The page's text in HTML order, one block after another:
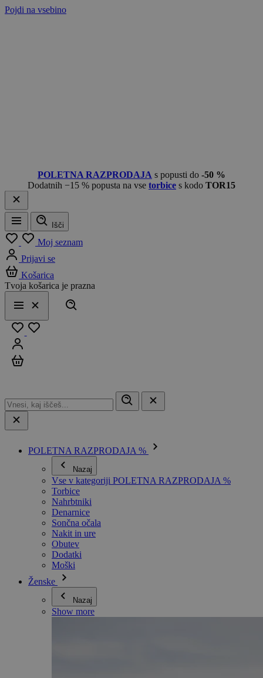
Pojdi na vsebino
POLETNA RAZPRODAJA s popusti do -50 %
Dodatnih −15 % popusta na vse torbice s kodo TOR15
Meni
Išči
Moj seznam
Prijavi se
Košarica
Tvoja košarica je prazna
Meni
Zapri
POLETNA RAZPRODAJA %
Nazaj
Vse v kategoriji POLETNA RAZPRODAJA %
Torbice
Nahrbtniki
Denarnice
Sončna očala
Nakit in ure
Obutev
Dodatki
Moški
Ženske
Nazaj
Show more